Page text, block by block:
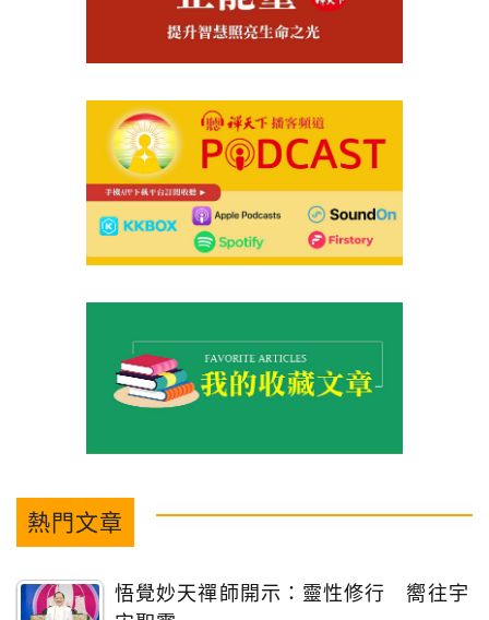
熱門文章
悟覺妙天禪師開示：靈性修行 嚮往宇